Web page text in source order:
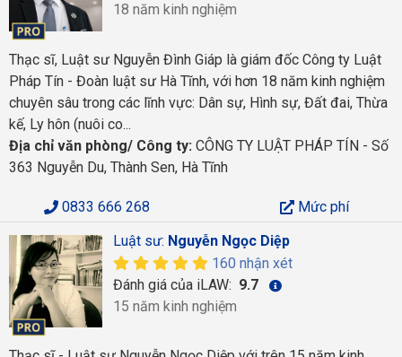
18 năm kinh nghiệm
Thạc sĩ, Luật sư Nguyễn Đình Giáp là giám đốc Công ty Luật
Pháp Tín - Đoàn luật sư Hà Tĩnh, với hơn 18 năm kinh nghiệm
chuyên sâu trong các lĩnh vực: Dân sự, Hình sự, Đất đai, Thừa
kế, Ly hôn (nuôi co...
Địa chỉ văn phòng/ Công ty: CÔNG TY LUẬT PHÁP TÍN - Số
363 Nguyễn Du, Thành Sen, Hà Tĩnh
0833 666 268
Mức phí
Luật sư: Nguyễn Ngọc Diệp
160 nhận xét
Đánh giá của iLAW: 9.7
15 năm kinh nghiệm